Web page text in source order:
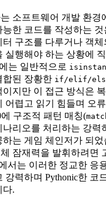
소프트웨어 개발 환경
한 코드를 작성하는
구조를 다루거나 객체
실행해야 하는 상황에
는 일반적으로
합된 장황한 if/elif/
이지만 이 접근 방식은
어렵고 읽기 힘들며 오
에 구조적 패턴 매칭(
리오를 처리하는 강력
는 게임 체인저가 되
잠재력을 발휘하려면
서는 이러한 정교한 응
강력하며 Pythonic한 코
다.